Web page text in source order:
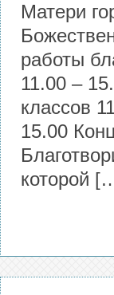
Матери
работы
11.00 –
классов
15.00
которой